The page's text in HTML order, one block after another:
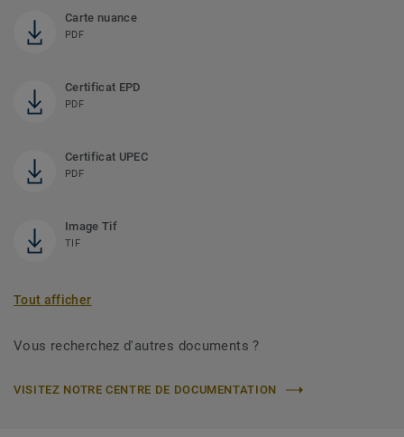
Carte nuance
PDF
Certificat EPD
PDF
Certificat UPEC
PDF
Image Tif
TIF
Tout afficher
Vous recherchez d'autres documents ?
VISITEZ NOTRE CENTRE DE DOCUMENTATION